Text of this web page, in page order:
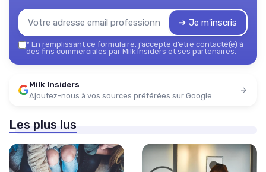
➔ Je m'inscris
* En remplissant ce formulaire, j’accepte d’être contacté(e) à
des fins commerciales par Milk Insiders et ses partenaires.
Milk Insiders
Ajoutez-nous à vos sources préférées sur Google
Les plus lus